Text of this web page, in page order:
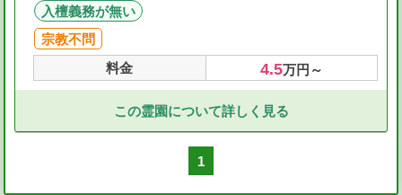
入檀義務が無い
宗教不問
料金
4.5万円～
この霊園について詳しく見る
1